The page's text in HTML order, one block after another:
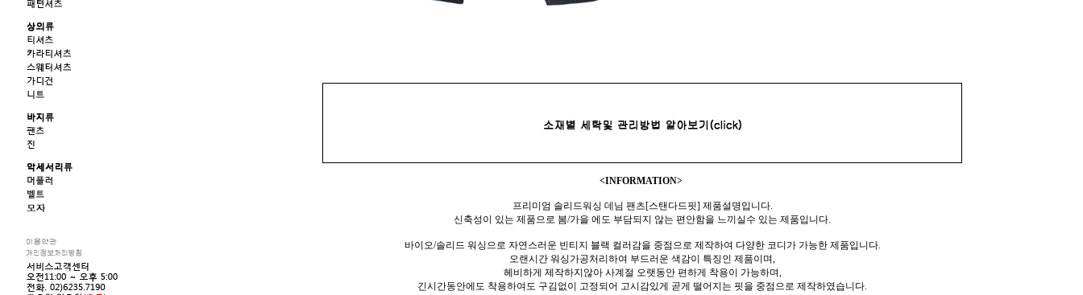
<INFORMATION>
프리미엄 솔리드워싱 데님 팬츠[스탠다드핏] 제품설명입니다.
신축성이 있는 제품으로 봄/가을 에도 부담되지 않는 편안함을 느끼실수 있는 제품입니다.
바이오/솔리드 워싱으로 자연스러운 빈티지 블랙 컬러감을 중점으로 제작하여 다양한 코디가 가능한 제품입니다.
오랜시간 워싱가공처리하여 부드러운 색감이 특징인 제품이며,
헤비하게 제작하지않아 사계절 오랫동안 편하게 착용이 가능하며,
긴시간동안에도 착용하여도 구김없이 고정되어 고시감있게 곧게 떨어지는 핏을 중점으로 제작하였습니다.